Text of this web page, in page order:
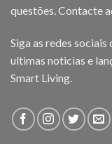
questões. Contacte
Siga as redes
ultimas noticias e
Smart Living.